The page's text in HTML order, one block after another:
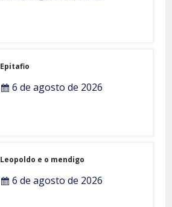
Epitafio
6 de agosto de 2026
Leopoldo e o mendigo
6 de agosto de 2026